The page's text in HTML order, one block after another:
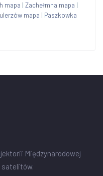
mapa | Zachełmna mapa |
mapa | Paszkowka
Międzynarodowej
satelitów.